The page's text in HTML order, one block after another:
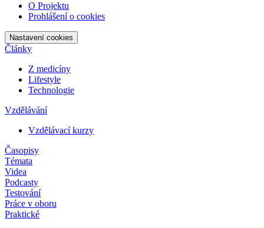
O Projektu
Prohlášení o cookies
Nastavení cookies
Články
Z medicíny
Lifestyle
Technologie
Vzdělávání
Vzdělávací kurzy
Časopisy
Témata
Videa
Podcasty
Testování
Práce v oboru
Praktické